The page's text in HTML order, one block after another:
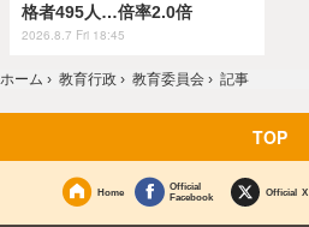
格者495人…倍率2.0倍
2026.8.7 Fri 18:45
ホーム › 教育行政 › 教育委員会 › 記事
TOP
Home
Official
Facebook
Official X